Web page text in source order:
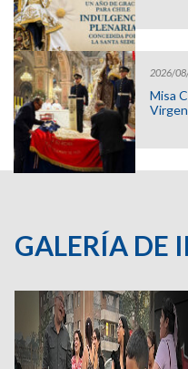
2026/
Misa
GALERÍA DE